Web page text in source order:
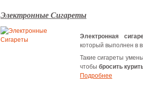
Электронные Сигареты
Электронная
который выполнен в
Такие сигареты
чтобы бросить
Подробнее